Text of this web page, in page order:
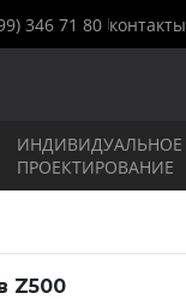
346 71 80 контакты
ИНДИВИДУАЛЬНОЕ
ПРОЕКТИРОВАНИЕ
Z500